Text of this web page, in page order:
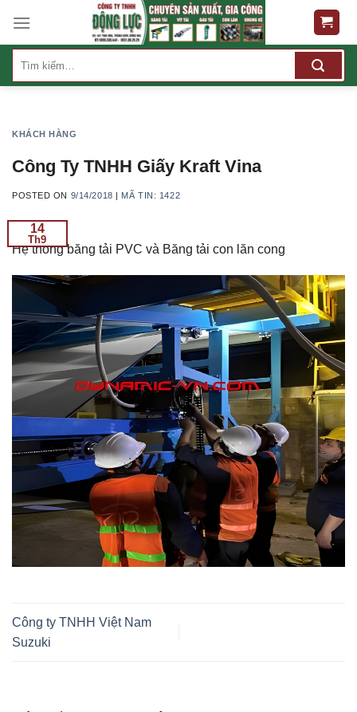
content
kiếm:
KHÁCH HÀNG
Công Ty TNHH Giấy Kraft Vina
POSTED ON 9/14/2018 | MÃ TIN: 1422
14
Th9
Hệ thống băng tải PVC và Băng tải con lăn cong
Công ty TNHH Việt Nam
Suzuki